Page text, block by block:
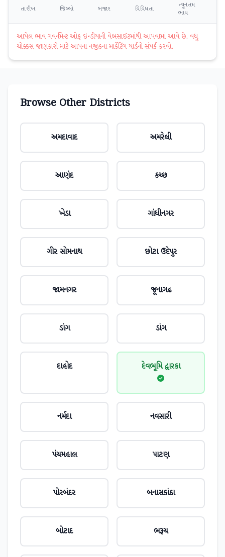
તારીખ જિલ્લો બજાર વિવિધતા
ન્યૂનતમ
ભાવ
આપેલ ભાવ ગવર્નમેન્ટ ઓફ ઇન્ડીયાની વેબસાઈટમાંથી આપવામાં આવે છે. વધુ
ચોક્કસ જાણકારી માટે આપના નજીકના માર્કેટિંગ યાર્ડનો સંપર્ક કરવો.
Browse Other Districts
અમદાવાદ અમરેલી
આણંદ કચ્છ
ખેડા ગાંધીનગર
ગીર સોમનાથ છોટા ઉદેપુર
જામનગર જૂનાગઢ
ડાંગ ડાંગ
દાહોદ દેવભૂમિ દ્વારકા
નર્મદા નવસારી
પંચમહાલ પાટણ
પોરબંદર બનાસકાંઠા
બોટાદ ભરૂચ